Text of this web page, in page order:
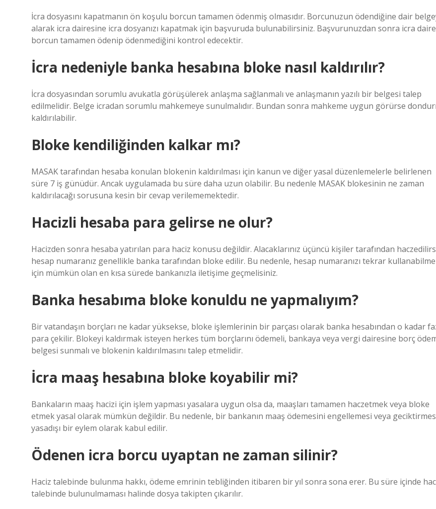
İcra dosyasını kapatmanın ön koşulu borcun tamamen ödenmiş olmasıdır. Borcunuzun ödendiğine dair
alarak icra dairesine icra dosyanızı kapatmak için başvuruda bulunabilirsiniz. Başvurunuzdan sonra icra
borcun tamamen ödenip ödenmediğini kontrol edecektir.
İcra nedeniyle banka hesabına bloke nasıl kaldırılır?
İcra dosyasından sorumlu avukatla görüşülerek anlaşma sağlanmalı ve anlaşmanın yazılı bir belgesi talep
edilmelidir. Belge icradan sorumlu mahkemeye sunulmalıdır. Bundan sonra mahkeme uygun görürse
kaldırılabilir.
Bloke kendiliğinden kalkar mı?
MASAK tarafından hesaba konulan blokenin kaldırılması için kanun ve diğer yasal düzenlemelerle belirlenen
süre 7 iş günüdür. Ancak uygulamada bu süre daha uzun olabilir. Bu nedenle MASAK blokesinin ne zaman
kaldırılacağı sorusuna kesin bir cevap verilememektedir.
Hacizli hesaba para gelirse ne olur?
Hacizden sonra hesaba yatırılan para haciz konusu değildir. Alacaklarınız üçüncü kişiler tarafından
hesap numaranız genellikle banka tarafından bloke edilir. Bu nedenle, hesap numaranızı tekrar
için mümkün olan en kısa sürede bankanızla iletişime geçmelisiniz.
Banka hesabıma bloke konuldu ne yapmalıyım?
Bir vatandaşın borçları ne kadar yüksekse, bloke işlemlerinin bir parçası olarak banka hesabından o kadar
para çekilir. Blokeyi kaldırmak isteyen herkes tüm borçlarını ödemeli, bankaya veya vergi dairesine borç
belgesi sunmalı ve blokenin kaldırılmasını talep etmelidir.
İcra maaş hesabına bloke koyabilir mi?
Bankaların maaş hacizi için işlem yapması yasalara uygun olsa da, maaşları tamamen haczetmek veya bloke
etmek yasal olarak mümkün değildir. Bu nedenle, bir bankanın maaş ödemesini engellemesi veya
yasadışı bir eylem olarak kabul edilir.
Ödenen icra borcu uyaptan ne zaman silinir?
Haciz talebinde bulunma hakkı, ödeme emrinin tebliğinden itibaren bir yıl sonra sona erer. Bu süre içinde
talebinde bulunulmaması halinde dosya takipten çıkarılır.